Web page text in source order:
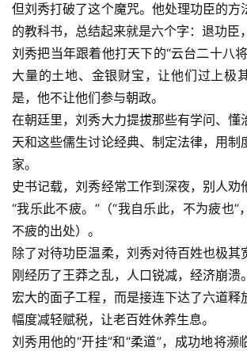
但刘秀打破了这个魔咒。他处理功臣的方
的教科书，总结起来就是六个字：退功臣
刘秀把当年跟着他打天下的“云台二十八
大量的土地、金银财宝，让他们过上极
是，他不让他们参与朝政。
在朝廷里，刘秀大力提拔那些有学问、懂
天和这些儒生讨论经典、制定法律，用制
家。
史书记载，刘秀经常工作到深夜，别人劝
“我乐此不疲。”（“我自乐此，不为疲也”
不疲的出处）。
除了对待功臣温柔，刘秀对待百姓也极其
刚经历了王莽之乱，人口锐减，经济崩溃
宏大的面子工程，而是接连下达了六道释
幅度减轻赋税，让老百姓休养生息。
刘秀用他的“开挂”和“柔道”，成功地将濒